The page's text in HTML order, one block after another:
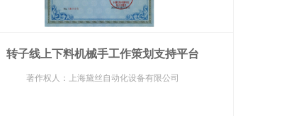
转子线上下料机械手工作策划支持平台
著作权人：上海黛丝自动化设备有限公司